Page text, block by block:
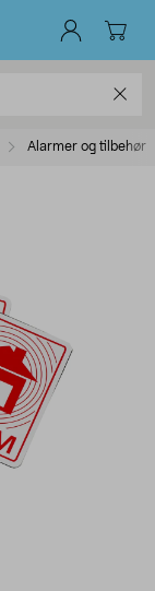
Alarmer og tilbehør